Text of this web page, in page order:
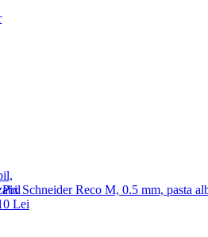
Pix Schneider Reco M, 0.5 mm, pasta
Lei